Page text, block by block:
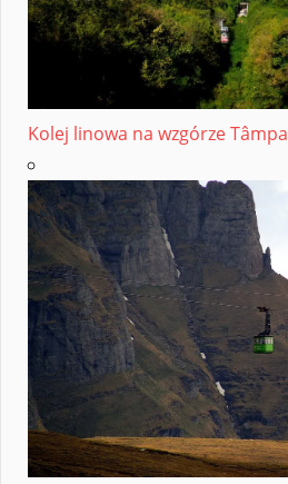
Kolej linowa na wzgórze Tâmpa